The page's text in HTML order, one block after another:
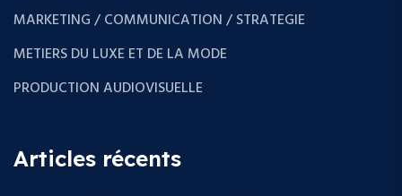
MARKETING / COMMUNICATION / STRATEGIE
METIERS DU LUXE ET DE LA MODE
PRODUCTION AUDIOVISUELLE
Articles récents